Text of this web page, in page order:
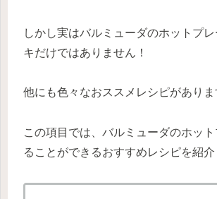
しかし実はバルミューダのホットプ
キだけではありません！
他にも色々なおススメレシピがありま
この項目では、バルミューダのホッ
ることができるおすすめレシピを紹介